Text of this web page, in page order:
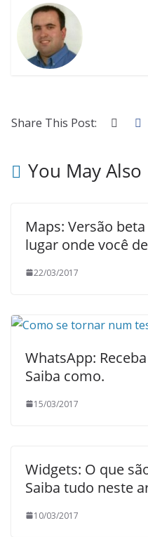
Share This Post:
You May Also
Maps: Versão
lugar onde você
22/03/2017
WhatsApp:
Saiba como.
15/03/2017
Widgets: O que
Saiba tudo neste
10/03/2017